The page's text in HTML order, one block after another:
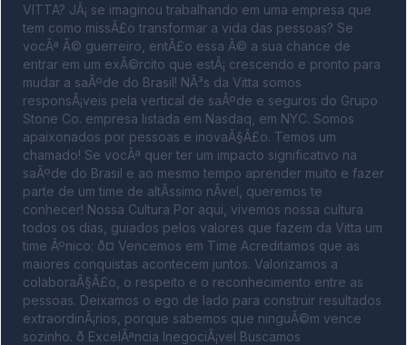
VITTA? JÃ¡ se imaginou trabalhando em uma empresa que
tem como missÃ£o transformar a vida das pessoas? Se
vocÃª Ã© guerreiro, entÃ£o essa Ã© a sua chance de
entrar em um exÃ©rcito que estÃ¡ crescendo e pronto para
mudar a saÃºde do Brasil! NÃ³s da Vitta somos
responsÃ¡veis pela vertical de saÃºde e seguros do Grupo
Stone Co. empresa listada em Nasdaq, em NYC. Somos
apaixonados por pessoas e inovaÃ§Ã£o. Temos um
chamado! Se vocÃª quer ter um impacto significativo na
saÃºde do Brasil e ao mesmo tempo aprender muito e fazer
parte de um time de altÃ­ssimo nÃ­vel, queremos te
conhecer! Nossa Cultura Por aqui, vivemos nossa cultura
todos os dias, guiados pelos valores que fazem da Vitta um
time Ãºnico: ð¤ Vencemos em Time Acreditamos que as
maiores conquistas acontecem juntos. Valorizamos a
colaboraÃ§Ã£o, o respeito e o reconhecimento entre as
pessoas. Deixamos o ego de lado para construir resultados
extraordinÃ¡rios, porque sabemos que ninguÃ©m vence
sozinho. ð ExcelÃªncia InegociÃ¡vel Buscamos